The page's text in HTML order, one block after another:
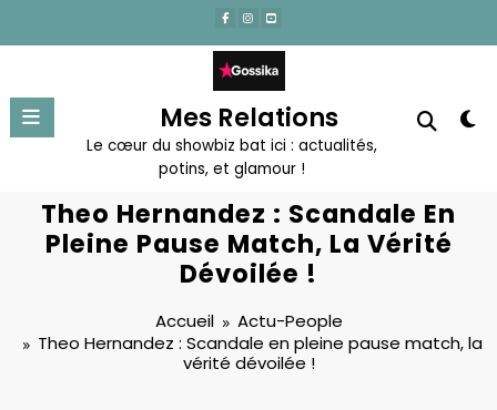
contenu
Mes Relations
Le cœur du showbiz bat ici : actualités,
potins, et glamour !
Theo Hernandez : Scandale En
Pleine Pause Match, La Vérité
Dévoilée !
Accueil
Actu-People
Theo Hernandez : Scandale en pleine pause match, la
vérité dévoilée !